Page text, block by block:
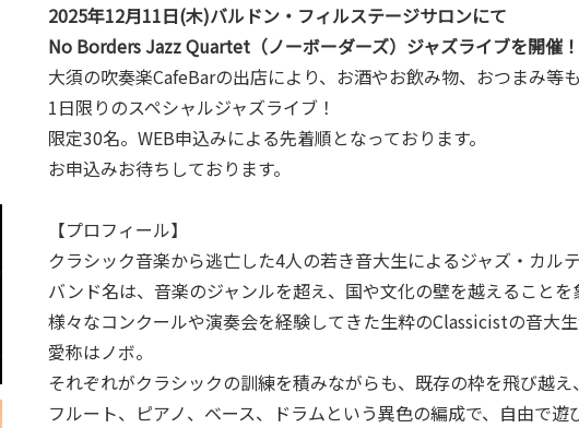
2025年12月11日(木)バルドン・フィルステージサロンにて
No Borders Jazz Quartet（ノーボーダーズ）ジャズライブを開催！
大須の吹奏楽CafeBarの出店により、お酒やお飲み物、おつまみ等
1日限りのスペシャルジャズライブ！
限定30名。WEB申込みによる先着順となっております。
お申込みお待ちしております。
【プロフィール】
クラシック音楽から逃亡した4人の若き音大生によるジャズ・カルテ
バンド名は、音楽のジャンルを超え、国や文化の壁を越えること
様々なコンクールや演奏会を経験してきた生粋のClassicistの音大
愛称はノボ。
それぞれがクラシックの訓練を積みながらも、既存の枠を飛び越え
フルート、ピアノ、ベース、ドラムという異色の編成で、自由で遊